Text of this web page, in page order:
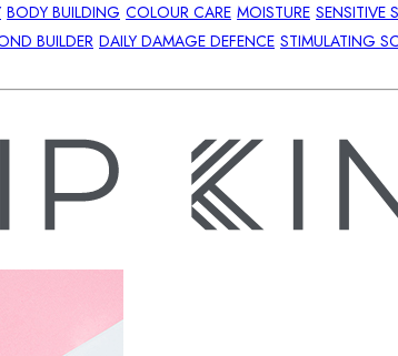
BODY BUILDING COLOUR CARE MOISTURE SENSITIVE
BUILDER DAILY DAMAGE DEFENCE STIMULATING